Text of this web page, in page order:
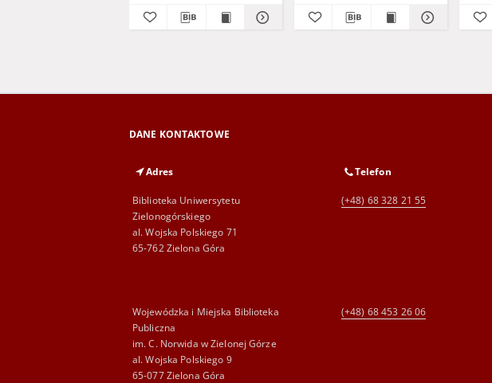
DANE KONTAKTOWE
Adres
Biblioteka Uniwersytetu
Zielonogórskiego
al. Wojska Polskiego 71
65-762 Zielona Góra
Telefon
(+48) 68 328 21 55
Wojewódzka i Miejska Biblioteka
Publiczna
im. C. Norwida w Zielonej Górze
al. Wojska Polskiego 9
65-077 Zielona Góra
(+48) 68 453 26 06